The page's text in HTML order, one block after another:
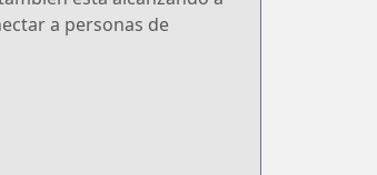
a personas de